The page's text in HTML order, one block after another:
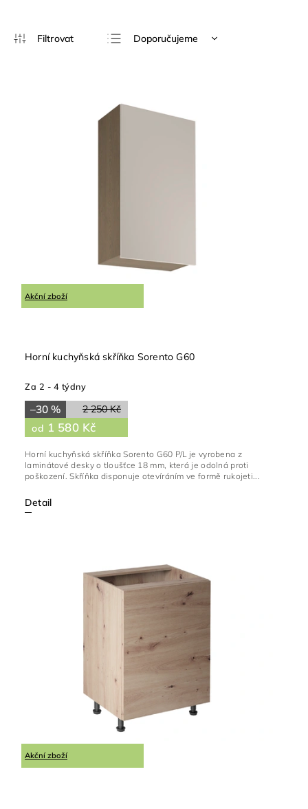
Doporučujeme
Nejprodávanější
Akční zboží
Horní kuchyňská skříňka Sorento G60
Za 2 - 4 týdny
2 250 Kč
–30 %
od 1 580 Kč
Detail
Horní kuchyňská skříňka Sorento G60 P/L je vyrobena z
laminátové desky o tloušťce 18 mm, která je odolná proti
poškození. Skříňka disponuje otevíráním ve formě rukojeti...
Akční zboží